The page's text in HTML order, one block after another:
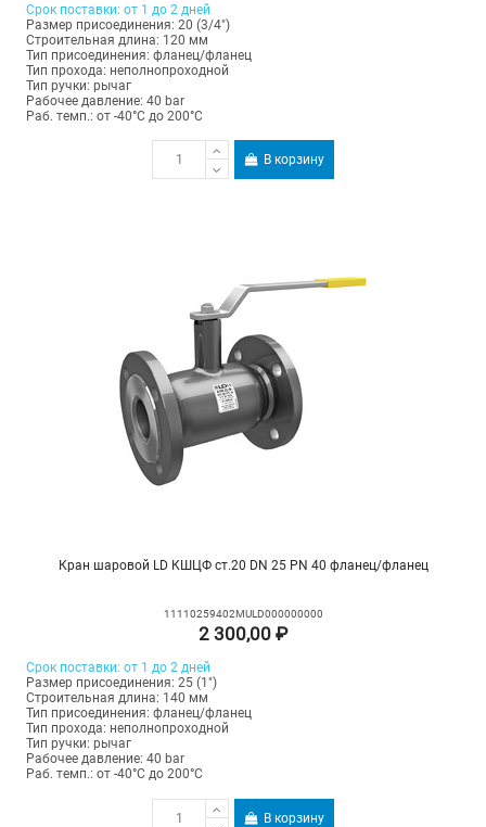
Срок поставки: от 1 до 2 дней
Размер присоединения: 20 (3/4")
Строительная длина: 120 мм
Тип присоединения: фланец/фланец
Тип прохода: неполнопроходной
Тип ручки: рычаг
Рабочее давление: 40 bar
Раб. темп.: от -40°C до 200°C
В корзину
Кран шаровой LD КШЦФ ст.20 DN 25 PN 40 фланец/фланец
11110259402MULD000000000
2 300,00 ₽
Срок поставки: от 1 до 2 дней
Размер присоединения: 25 (1")
Строительная длина: 140 мм
Тип присоединения: фланец/фланец
Тип прохода: неполнопроходной
Тип ручки: рычаг
Рабочее давление: 40 bar
Раб. темп.: от -40°C до 200°C
В корзину